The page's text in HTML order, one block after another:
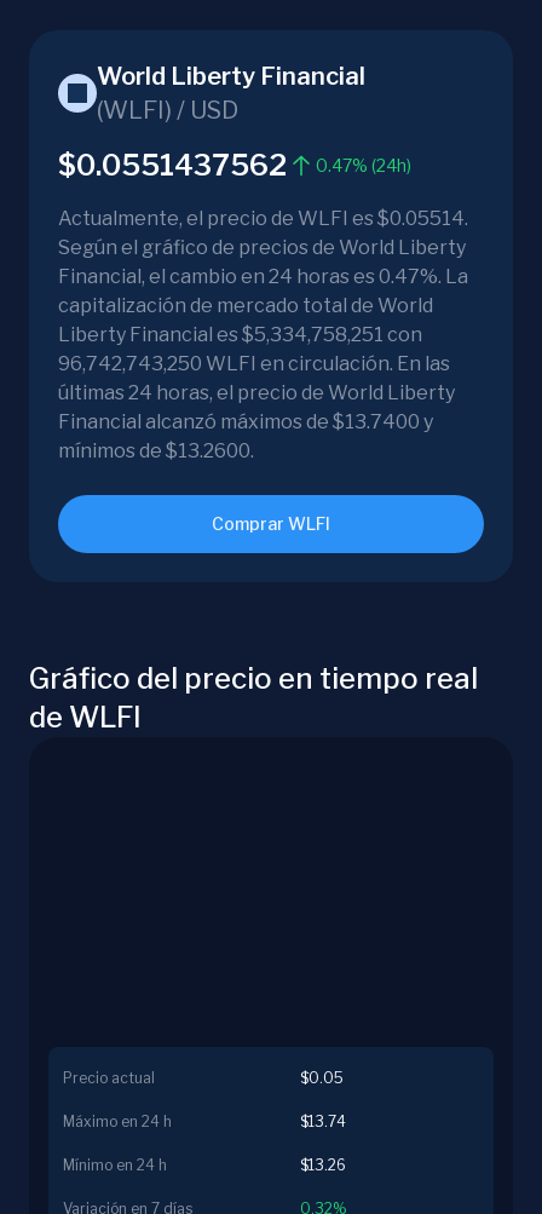
World Liberty Financial
(WLFI) / USD
$0.0551437562 0.47% (24h)
Actualmente, el precio de WLFI es $0.05514.
Según el gráfico de precios de World Liberty
Financial, el cambio en 24 horas es 0.47%. La
capitalización de mercado total de World
Liberty Financial es $5,334,758,251 con
96,742,743,250 WLFI en circulación. En las
últimas 24 horas, el precio de World Liberty
Financial alcanzó máximos de $13.7400 y
mínimos de $13.2600.
Comprar WLFI
Gráfico del precio en tiempo real
de WLFI
Precio actual $0.05
Máximo en 24 h $13.74
Mínimo en 24 h $13.26
Variación en 7 días 0.32%